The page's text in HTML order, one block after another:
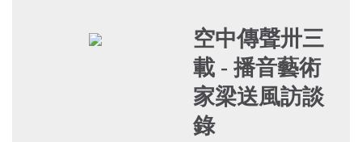
空中傳聲卅三
載 - 播音藝術
家梁送風訪談
錄